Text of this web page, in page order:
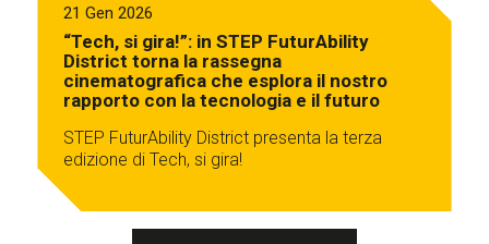
21 Gen 2026
“Tech, si gira!”: in STEP FuturAbility
District torna la rassegna
cinematografica che esplora il nostro
rapporto con la tecnologia e il futuro
STEP FuturAbility District presenta la terza
edizione di Tech, si gira!